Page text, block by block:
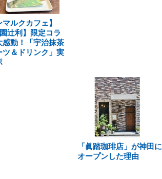
マルクカフェ】
辻利】限定コラ
感動！「宇治抹茶
ツ＆ドリンク」実
「眞踏珈琲店」が神田に
オープンした理由